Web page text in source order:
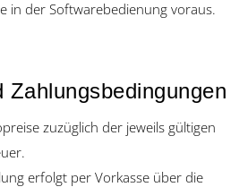
in der Softwarebedienung voraus.
Zahlungsbedingungen
zuzüglich der jeweils gültigen
erfolgt per Vorkasse über die